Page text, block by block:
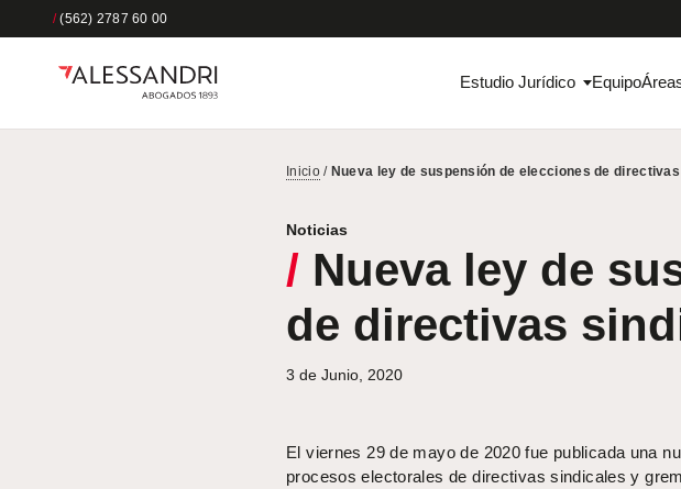
/(562) 2787 60 00
Estudio Jurídico Equipo
Inicio/ Nueva ley de suspensión de elecciones de
Noticias
/ Nueva ley de
de directivas
3 de Junio, 2020
El viernes 29 de mayo de 2020 fue publicada una
procesos electorales de directivas sindicales y